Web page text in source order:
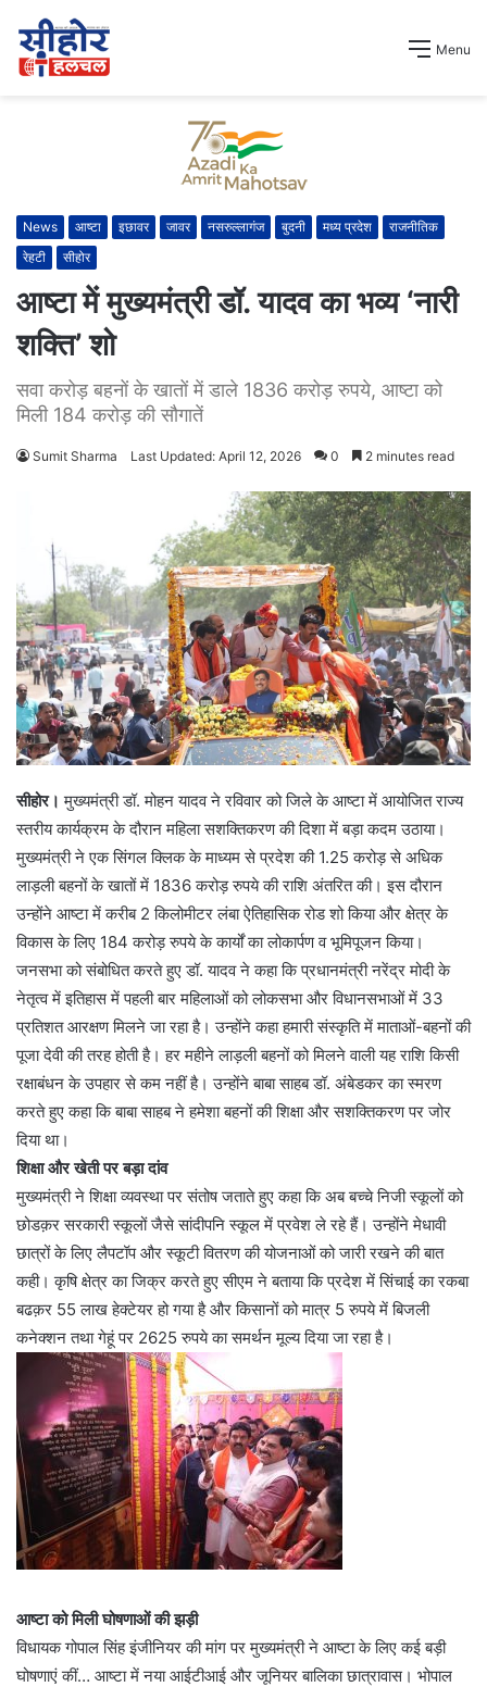
Menu
News आष्टा इछावर जावर नसरुल्लागंज बुदनी मध्य प्रदेश
राजनीतिक
रेहटी
सीहोर
आष्टा में मुख्यमंत्री डॉ. यादव का भव्य ‘नारी
शक्ति’ शो
सवा करोड़ बहनों के खातों में डाले 1836 करोड़ रुपये, आष्टा को
मिली 184 करोड़ की सौगातें
Sumit Sharma Last Updated: April 12, 2026 0 2 minutes read
सीहोर। मुख्यमंत्री डॉ. मोहन यादव ने रविवार को जिले के आष्टा में आयोजित राज्य
स्तरीय कार्यक्रम के दौरान महिला सशक्तिकरण की दिशा में बड़ा कदम उठाया।
मुख्यमंत्री ने एक सिंगल क्लिक के माध्यम से प्रदेश की 1.25 करोड़ से अधिक
लाड़ली बहनों के खातों में 1836 करोड़ रुपये की राशि अंतरित की। इस दौरान
उन्होंने आष्टा में करीब 2 किलोमीटर लंबा ऐतिहासिक रोड शो किया और क्षेत्र के
विकास के लिए 184 करोड़ रुपये के कार्यों का लोकार्पण व भूमिपूजन किया।
जनसभा को संबोधित करते हुए डॉ. यादव ने कहा कि प्रधानमंत्री नरेंद्र मोदी के
नेतृत्व में इतिहास में पहली बार महिलाओं को लोकसभा और विधानसभाओं में 33
प्रतिशत आरक्षण मिलने जा रहा है। उन्होंने कहा हमारी संस्कृति में माताओं-बहनों की
पूजा देवी की तरह होती है। हर महीने लाड़ली बहनों को मिलने वाली यह राशि किसी
रक्षाबंधन के उपहार से कम नहीं है। उन्होंने बाबा साहब डॉ. अंबेडकर का स्मरण
करते हुए कहा कि बाबा साहब ने हमेशा बहनों की शिक्षा और सशक्तिकरण पर जोर
दिया था।
शिक्षा और खेती पर बड़ा दांव
मुख्यमंत्री ने शिक्षा व्यवस्था पर संतोष जताते हुए कहा कि अब बच्चे निजी स्कूलों को
छोडक़र सरकारी स्कूलों जैसे सांदीपनि स्कूल में प्रवेश ले रहे हैं। उन्होंने मेधावी
छात्रों के लिए लैपटॉप और स्कूटी वितरण की योजनाओं को जारी रखने की बात
कही। कृषि क्षेत्र का जिक्र करते हुए सीएम ने बताया कि प्रदेश में सिंचाई का रकबा
बढक़र 55 लाख हेक्टेयर हो गया है और किसानों को मात्र 5 रुपये में बिजली
कनेक्शन तथा गेहूं पर 2625 रुपये का समर्थन मूल्य दिया जा रहा है।
आष्टा को मिली घोषणाओं की झड़ी
विधायक गोपाल सिंह इंजीनियर की मांग पर मुख्यमंत्री ने आष्टा के लिए कई बड़ी
घोषणाएं कीं… आष्टा में नया आईटीआई और जूनियर बालिका छात्रावास। भोपाल